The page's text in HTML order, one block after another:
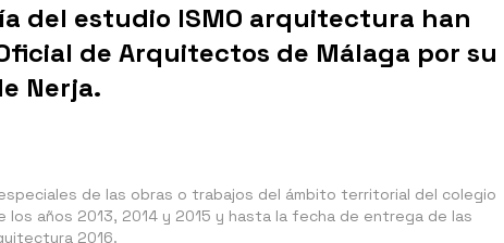
del estudio ISMO arquitectura han
de Arquitectos de Málaga por su
Nerja.
de las obras o trabajos del ámbito territorial del colegio
años 2013, 2014 y 2015 y hasta la fecha de entrega de las
2016.